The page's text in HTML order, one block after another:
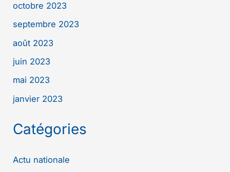
octobre 2023
septembre 2023
août 2023
juin 2023
mai 2023
janvier 2023
Catégories
Actu nationale